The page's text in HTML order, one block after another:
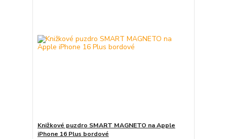
Knižkové puzdro SMART MAGNETO na Apple
iPhone 16 Plus bordové